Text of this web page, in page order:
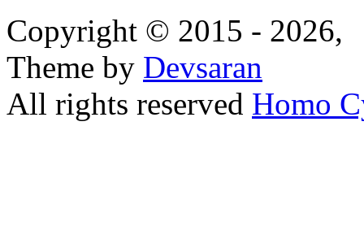
Copyright © 2015 - 2026,
Theme by Devsaran
All rights reserved Homo